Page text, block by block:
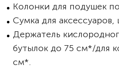
Колонки для подушек
Сумка для аксессуаров,
Держатель
бутылок до 75 см*/для
см*.